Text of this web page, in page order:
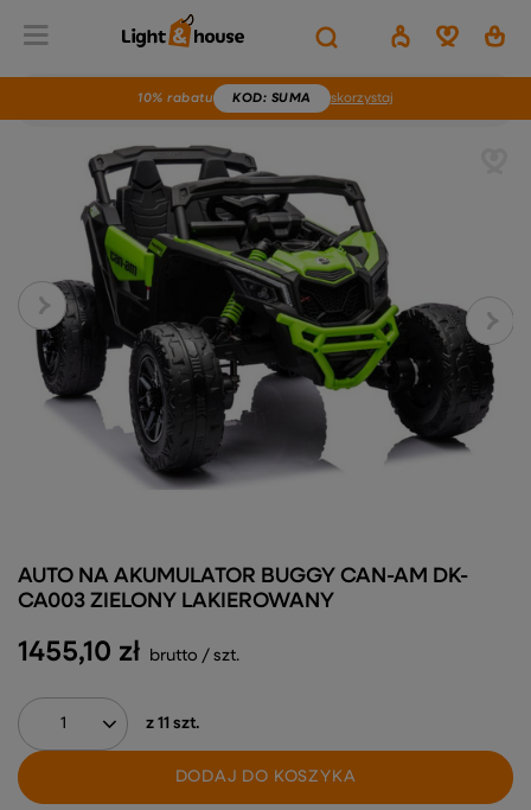
10% rabatu KOD: SUMA skorzystaj
1455,10 zł brutto / szt.
z 11 szt.
DODAJ DO KOSZYKA
AUTO NA AKUMULATOR BUGGY CAN-AM DK-
CA003 ZIELONY LAKIEROWANY